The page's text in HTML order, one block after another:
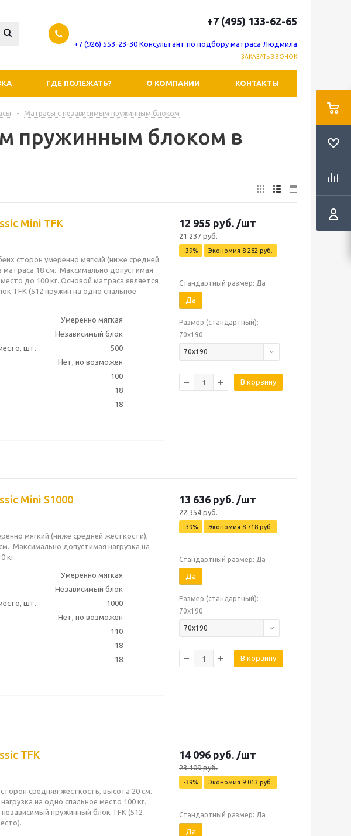
+7 (495) 133-62-65
+7 (926) 553-23-30 Консультант по подбору матраса Людмила
ЗАКАЗАТЬ ЗВОНОК
ГДЕ ПОЛЕЖАТЬ? О КОМПАНИИ КОНТАКТЫ
- Матрасы с независимым пружинным блоком
пружинным блоком в
Mini TFK
сторон умеренно мягкий (ниже средней
18 см. Максимально допустимая
до 100 кг. Основой матраса является
TFK (512 пружин на одно спальное
Умеренно мягкая
Независимый блок
шт.
500
Нет, но возможен
100
18
18
12 955 руб. /шт
21 237руб.
-39% Экономия 8 282 руб.
Стандартный размер: Да
Да
Размер (стандартный):
70х190
70х190
В корзину
Mini S1000
мягкий (ниже средней жесткости),
Максимально допустимая нагрузка на
кг.
Умеренно мягкая
Независимый блок
шт.
1000
Нет, но возможен
110
18
18
13 636 руб. /шт
22 354руб.
-39% Экономия 8 718 руб.
Стандартный размер: Да
Да
Размер (стандартный):
70х190
70х190
В корзину
TFK
средняя жесткость, высота 20 см.
на одно спальное место 100 кг.
пружинный блок TFK (512
14 096 руб. /шт
23 109руб.
-39% Экономия 9 013 руб.
Стандартный размер: Да
Да